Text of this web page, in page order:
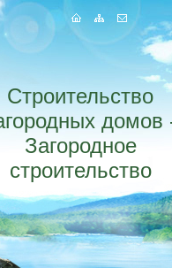
Строительство
домов
Загородное
строительство